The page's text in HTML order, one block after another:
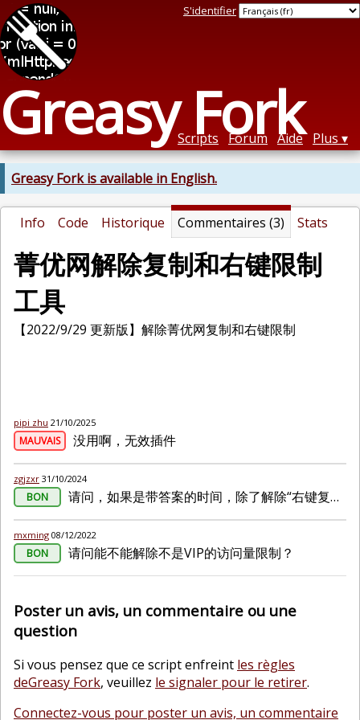
Greasy Fork
S'identifier
Scripts Forum Aide Plus
Greasy Fork is available in English.
Info Code Historique Commentaires (3) Stats
菁优网解除复制和右键限制
工具
【2022/9/29 更新版】解除菁优网复制和右键限制
pipi zhu 21/10/2025
MAUVAIS 没用啊，无效插件
zgjzxr 31/10/2024
BON 请问，如果是带答案的时间，除了解除“右键复制”之外，可否增加，自动“屏蔽掉”下面这行："组卷：0引用：1难度：0.5解析收藏相似题下载"内容，复制后文字会被带入
mxming 08/12/2022
BON 请问能不能解除不是VIP的访问量限制？
Poster un avis, un commentaire ou une
question
Si vous pensez que ce script enfreint les règles
deGreasy Fork, veuillez le signaler pour le retirer.
Connectez-vous pour poster un avis, un commentaire